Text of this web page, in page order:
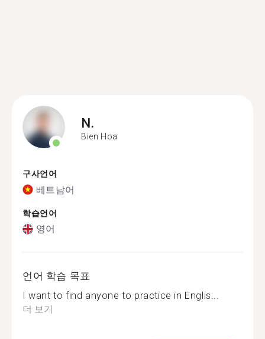
N.
Bien Hoa
구사언어
베트남어
학습언어
영어
언어 학습 목표
I want to find anyone to practice in Englis...
더 보기